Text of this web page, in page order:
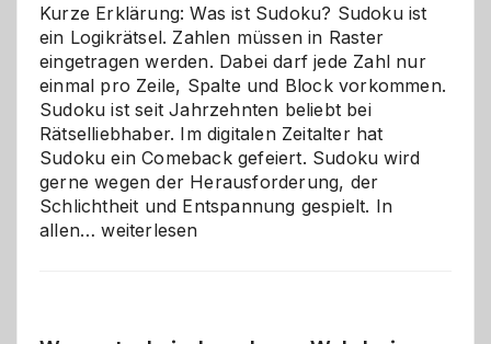
Kurze Erklärung: Was ist Sudoku? Sudoku ist
ein Logikrätsel. Zahlen müssen in Raster
eingetragen werden. Dabei darf jede Zahl nur
einmal pro Zeile, Spalte und Block vorkommen.
Sudoku ist seit Jahrzehnten beliebt bei
Rätselliebhaber. Im digitalen Zeitalter hat
Sudoku ein Comeback gefeiert. Sudoku wird
gerne wegen der Herausforderung, der
Schlichtheit und Entspannung gespielt. In
allen…Sudoku
weiterlesen